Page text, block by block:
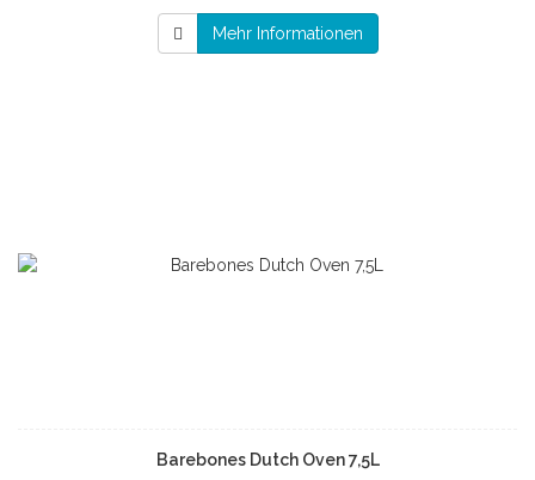
Mehr Informationen
Barebones Dutch Oven 7,5L